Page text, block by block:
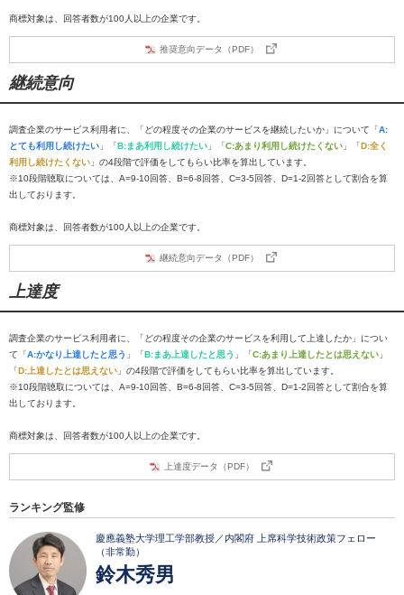
商標対象は、回答者数が100人以上の企業です。
推奨意向データ（PDF）
継続意向
調査企業のサービス利用者に、「どの程度その企業のサービスを継続したいか」について「A:
とても利用し続けたい 」「B:まあ利用し続けたい 」「C:あまり利用し続けたくない 」「D:全く
利用し続けたくない 」の4段階で評価をしてもらい比率を算出しています。
※10段階聴取については、A=9-10回答、B=6-8回答、C=3-5回答、D=1-2回答として割合を算
出しております。
商標対象は、回答者数が100人以上の企業です。
継続意向データ（PDF）
上達度
調査企業のサービス利用者に、「どの程度その企業のサービスを利用して上達したか」につい
て「A:かなり上達したと思う 」「B:まあ上達したと思う 」「C:あまり上達したとは思えない 」
「D:上達したとは思えない 」の4段階で評価をしてもらい比率を算出しています。
※10段階聴取については、A=9-10回答、B=6-8回答、C=3-5回答、D=1-2回答として割合を算
出しております。
商標対象は、回答者数が100人以上の企業です。
上達度データ（PDF）
ランキング監修
慶應義塾大学理工学部教授／内閣府 上席科学技術政策フェロー
（非常勤）
鈴木秀男